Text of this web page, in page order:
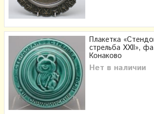
Плакетка
стрельба XXII»,
Конаково
Нет в наличии